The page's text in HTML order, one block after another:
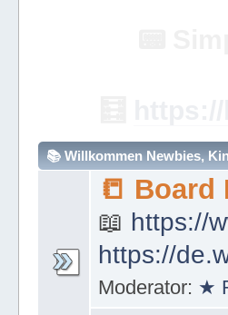
📚 Willkommen Newbies,
📒 Board
📖 https://
https://
Moderator: ★